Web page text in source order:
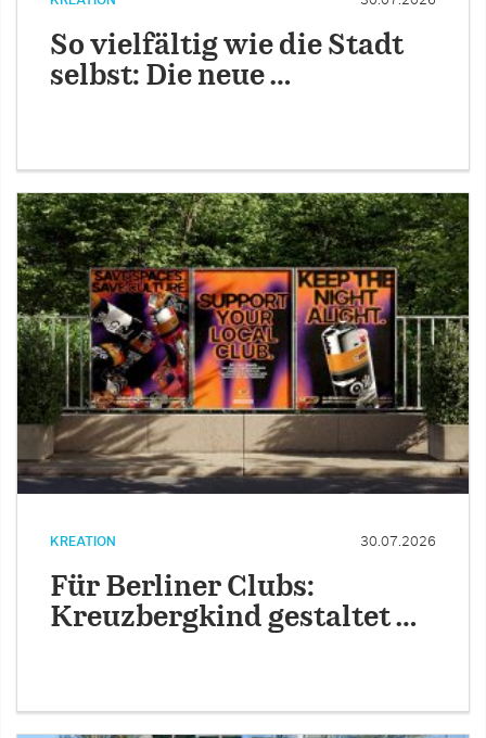
So vielfältig wie die Stadt
selbst: Die neue …
KREATION 30.07.2026
Für Berliner Clubs:
Kreuzbergkind gestaltet …